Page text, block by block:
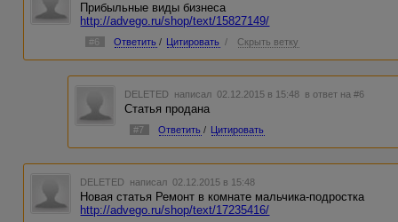
Прибыльные виды бизнеса
http://advego.ru/shop/text/15827149/
#6 Ответить / Цитировать / Скрыть ветку
DELETED написал 02.12.2015 в 15:48 в ответ на #6
Статья продана
#7 Ответить / Цитировать
DELETED написал 02.12.2015 в 15:48
Новая статья Ремонт в комнате мальчика-подростка
http://advego.ru/shop/text/17235416/